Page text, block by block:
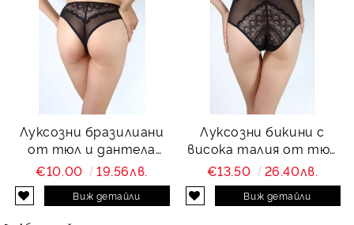
Луксозни бразилиани
от тюл и дантела
Charity
€10.00 19.56лв.
Виж детайли
Луксозни бикини с
висока талия от тюл
и дантела Charity
€13.50 26.40лв.
Виж детайли